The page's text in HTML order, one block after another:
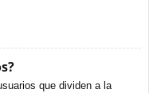
que dividen a la